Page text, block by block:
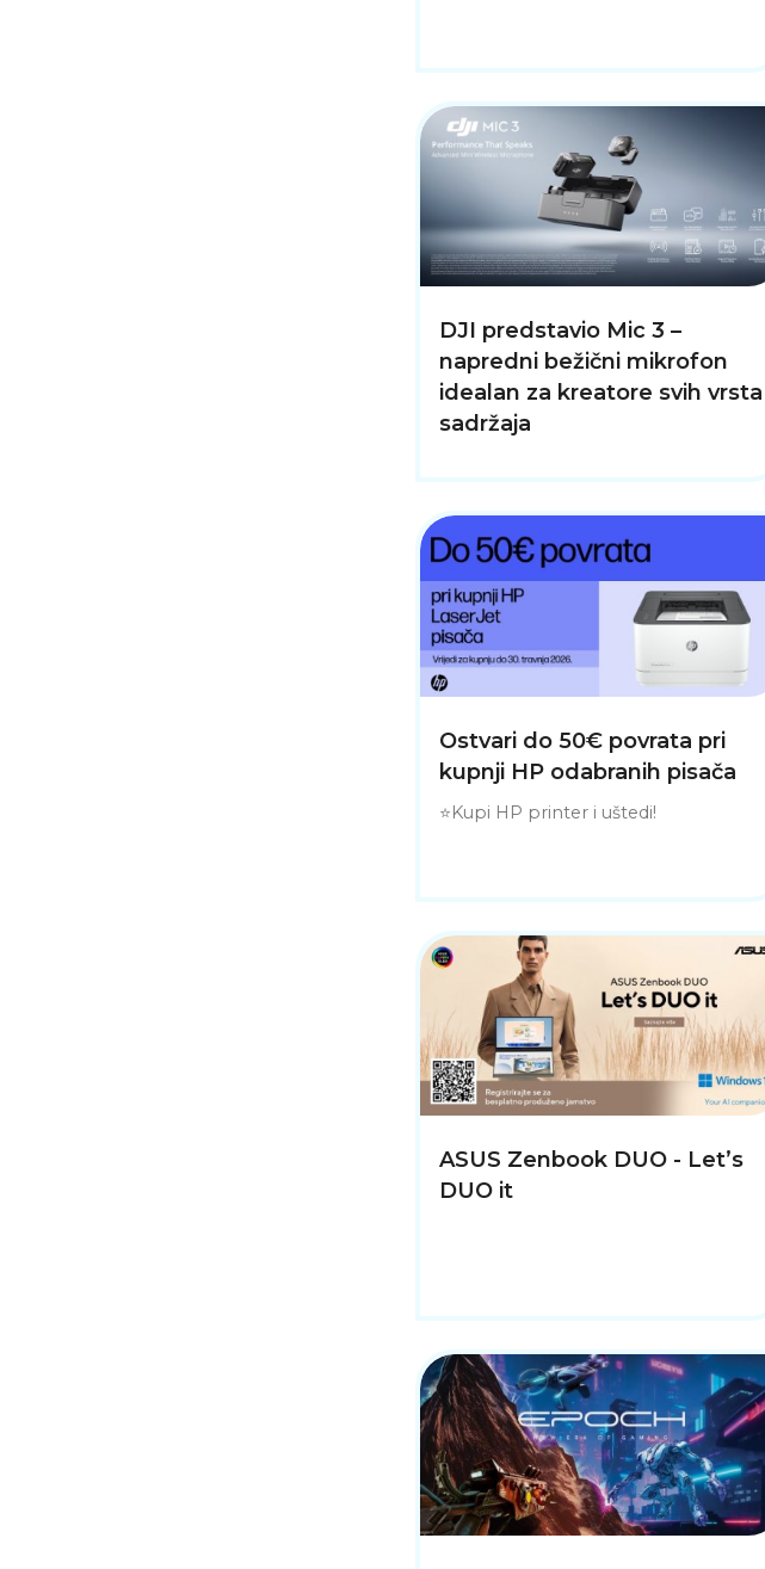
DJI predstavio Mic 3 –
napredni bežični mikrofon
idealan za kreatore svih vrsta
sadržaja
Ostvari do 50€ povrata pri
kupnji HP odabranih pisača
⭐Kupi HP printer i uštedi!
ASUS Zenbook DUO - Let’s
DUO it